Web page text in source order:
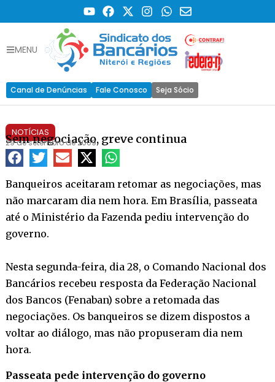
MENU
Canal de Denúncias Fale Conosco Seja Sócio
NOTÍCIAS
Sem negociação, greve continua
29 de setembro de 2009
Banqueiros aceitaram retomar as negociações, mas
não marcaram dia nem hora. Em Brasília, passeata
até o Ministério da Fazenda pediu intervenção do
governo.
Nesta segunda-feira, dia 28, o Comando Nacional dos
Bancários recebeu resposta da Federação Nacional
dos Bancos (Fenaban) sobre a retomada das
negociações. Os banqueiros se dizem dispostos a
voltar ao diálogo, mas não propuseram dia nem
hora.
Passeata pede intervenção do governo